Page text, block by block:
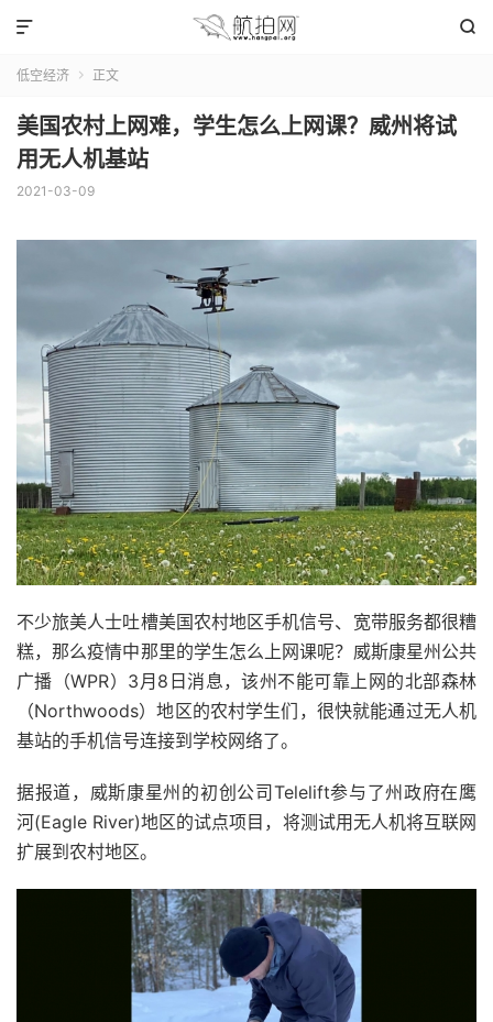


低空经济  正文
美国农村上网难，学生怎么上网课？威州将试
用无人机基站
2021-03-09
不少旅美人士吐槽美国农村地区手机信号、宽带服务都很糟
糕，那么疫情中那里的学生怎么上网课呢？威斯康星州公共
广播（WPR）3月8日消息，该州不能可靠上网的北部森林
（Northwoods）地区的农村学生们，很快就能通过无人机
基站的手机信号连接到学校网络了。
据报道，威斯康星州的初创公司Telelift参与了州政府在鹰
河(Eagle River)地区的试点项目，将测试用无人机将互联网
扩展到农村地区。